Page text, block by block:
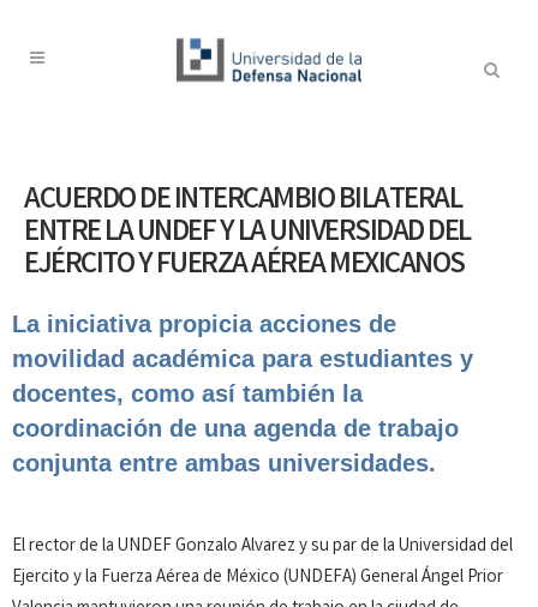
ACUERDO DE INTERCAMBIO BILATERAL
ENTRE LA UNDEF Y LA UNIVERSIDAD DEL
EJÉRCITO Y FUERZA AÉREA MEXICANOS
La iniciativa propicia acciones de
movilidad académica para estudiantes y
docentes, como así también la
coordinación de una agenda de trabajo
conjunta entre ambas universidades.
El rector de la UNDEF Gonzalo Alvarez y su par de la Universidad del
Ejercito y la Fuerza Aérea de México (UNDEFA) General Ángel Prior